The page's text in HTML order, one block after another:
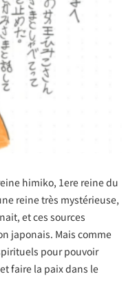
himiko, 1ere reine du
reine très mystérieuse,
et ces sources
japonais. Mais comme
pour pouvoir
faire la paix dans le